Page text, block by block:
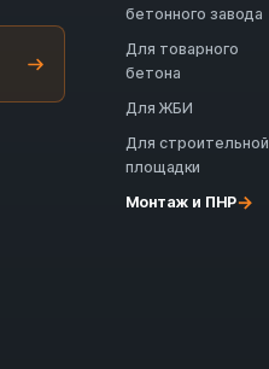
бетонного завода
Для товарного
бетона
Для ЖБИ
Для строительной
площадки
Монтаж и ПНР→